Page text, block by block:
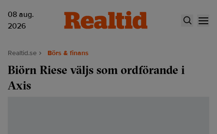
08 aug.
2026
Realtid.se Börs & finans
Biörn Riese väljs som ordförande i
Axis